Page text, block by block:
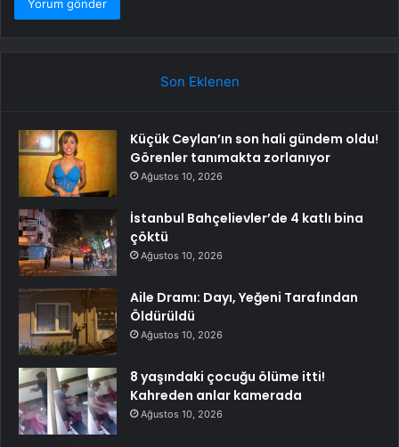
Son Eklenen
Küçük Ceylan’ın son hali gündem oldu!
Görenler tanımakta zorlanıyor
Ağustos 10, 2026
İstanbul Bahçelievler’de 4 katlı bina
çöktü
Ağustos 10, 2026
Aile Dramı: Dayı, Yeğeni Tarafından
Öldürüldü
Ağustos 10, 2026
8 yaşındaki çocuğu ölüme itti!
Kahreden anlar kamerada
Ağustos 10, 2026